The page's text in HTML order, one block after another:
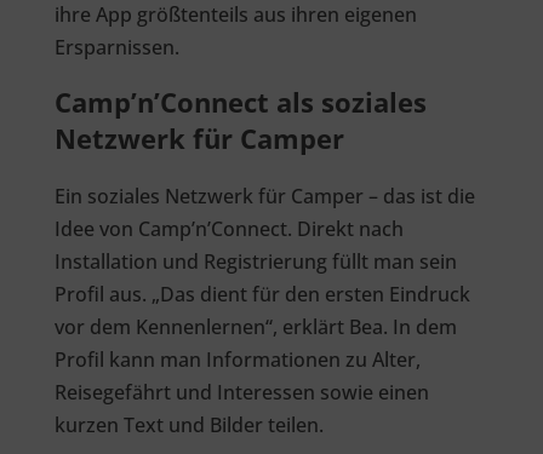
ihre App größtenteils aus ihren eigenen
Ersparnissen.
Camp’n’Connect als soziales
Netzwerk für Camper
Ein soziales Netzwerk für Camper – das ist die
Idee von Camp’n’Connect. Direkt nach
Installation und Registrierung füllt man sein
Profil aus. „Das dient für den ersten Eindruck
vor dem Kennenlernen“, erklärt Bea. In dem
Profil kann man Informationen zu Alter,
Reisegefährt und Interessen sowie einen
kurzen Text und Bilder teilen.